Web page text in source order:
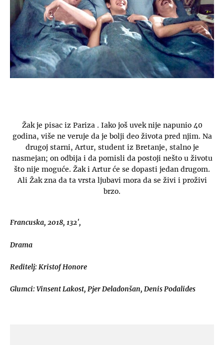
Žak je pisac iz Pariza . Iako još uvek nije napunio 40
godina, više ne veruje da je bolji deo života pred njim. Na
drugoj starni, Artur, student iz Bretanje, stalno je
nasmejan; on odbija i da pomisli da postoji nešto u životu
što nije moguće. Žak i Artur će se dopasti jedan drugom.
Ali Žak zna da ta vrsta ljubavi mora da se živi i proživi
brzo.
Francuska, 2018, 132′,
Drama
Reditelj: Kristof Honore
Glumci: Vinsent Lakost, Pjer Deladonšan, Denis Podalides